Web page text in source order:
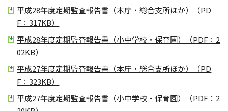
平成28年度定期監査報告書（本庁・総合支所ほか）（PD
F：317KB）
平成28年度定期監査報告書（小中学校・保育園）（PDF：2
02KB）
平成27年度定期監査報告書（本庁・総合支所ほか）（PD
F：323KB）
平成27年度定期監査報告書（小中学校・保育園）（PDF：2